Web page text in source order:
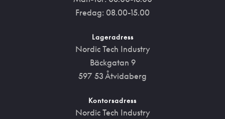
Fredag: 08.00-15.00
Lageradress
Nordic Tech Industry
Bäckgatan 9
597 53 Åtvidaberg
Kontorsadress
Nordic Tech Industry